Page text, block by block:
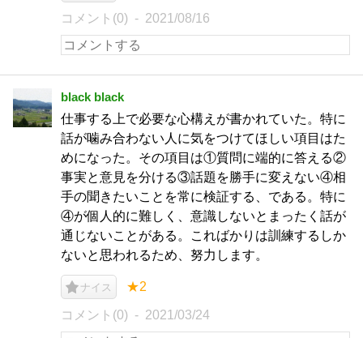
コメント(0) 2021/08/16
black black
仕事する上で必要な心構えが書かれていた。特に
話が噛み合わない人に気をつけてほしい項目はた
めになった。その項目は①質問に端的に答える②
事実と意見を分ける③話題を勝手に変えない④相
手の聞きたいことを常に検証する、である。特に
④が個人的に難しく、意識しないとまったく話が
通じないことがある。こればかりは訓練するしか
ないと思われるため、努力します。
ナイス ★2
コメント(0) 2021/03/24